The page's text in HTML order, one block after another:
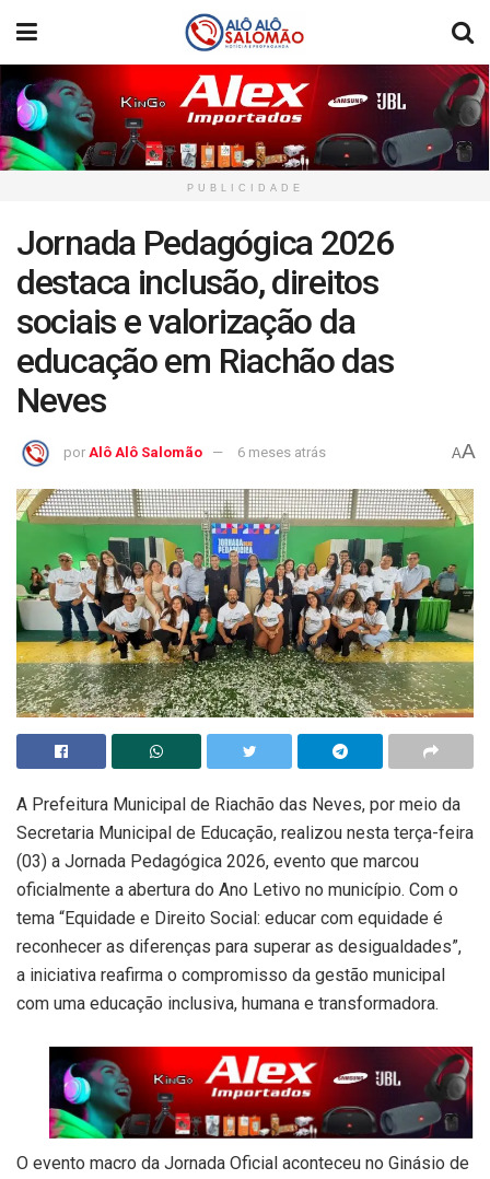
PUBLICIDADE
Jornada Pedagógica 2026
destaca inclusão, direitos
sociais e valorização da
educação em Riachão das
Neves
por Alô Alô Salomão 6 meses atrás AA
A Prefeitura Municipal de Riachão das Neves, por meio da
Secretaria Municipal de Educação, realizou nesta terça-feira
(03) a Jornada Pedagógica 2026, evento que marcou
oficialmente a abertura do Ano Letivo no município. Com o
tema “Equidade e Direito Social: educar com equidade é
reconhecer as diferenças para superar as desigualdades”,
a iniciativa reafirma o compromisso da gestão municipal
com uma educação inclusiva, humana e transformadora.
O evento macro da Jornada Oficial aconteceu no Ginásio de